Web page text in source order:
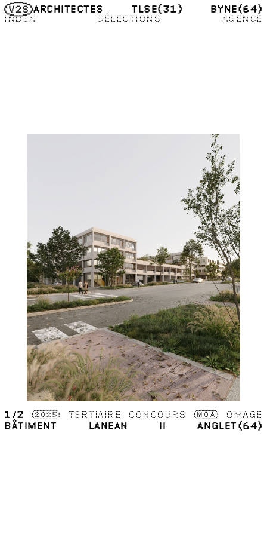
ARCHITECTES TLSE(31) BYNE(64)
INDEX
SÉLECTIONS AGENCE
1 /2 2025 TERTIAIRE CONCOURS MOA
OMAGE
BÂTIMENT LANEAN II
ANGLET(64)